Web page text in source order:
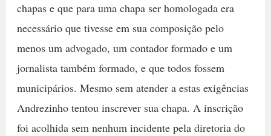
chapas e que para uma chapa ser homologada era
necessário que tivesse em sua composição pelo
menos um advogado, um contador formado e um
jornalista também formado, e que todos fossem
municipários. Mesmo sem atender a estas exigências
Andrezinho tentou inscrever sua chapa. A inscrição
foi acolhida sem nenhum incidente pela diretoria do